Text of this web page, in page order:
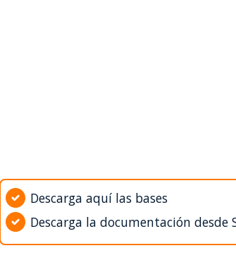
Descarga aquí las bases
Descarga la documentación desde